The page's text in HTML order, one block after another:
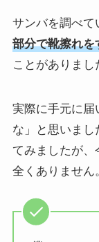
サンバを調べて
部分で靴擦れを
ことがありまし
実際に手元に届
な」と思いま
てみましたが
全くありません